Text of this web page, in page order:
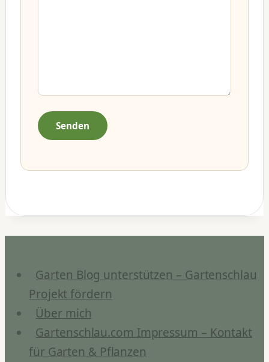
Garten Blog unterstützen – Gartenschlau
Projekt fördern
Über mich
Gartenschlau.com Impressum – Kontakt
für Garten & Pflanzen